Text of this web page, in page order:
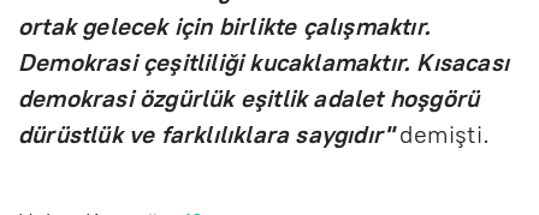
ortak gelecek için birlikte çalışmaktır.
Demokrasi çeşitliliği kucaklamaktır. Kısacası
demokrasi özgürlük eşitlik adalet hoşgörü
dürüstlük ve farklılıklara saygıdır" demişti.